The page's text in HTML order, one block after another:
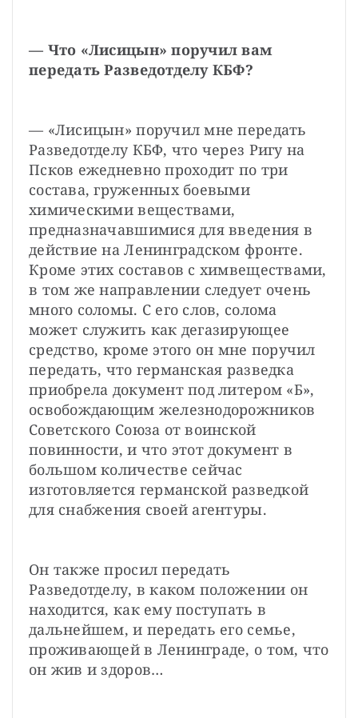
— Что «Лисицын» поручил вам
передать Разведотделу КБФ?
— «Лисицын» поручил мне передать
Разведотделу КБФ, что через Ригу на
Псков ежедневно проходит по три
состава, груженных боевыми
химическими веществами,
предназначавшимися для введения в
действие на Ленинградском фронте.
Кроме этих составов с химвеществами,
в том же направлении следует очень
много соломы. С его слов, солома
может служить как дегазирующее
средство, кроме этого он мне поручил
передать, что германская разведка
приобрела документ под литером «Б»,
освобождающим железнодорожников
Советского Союза от воинской
повинности, и что этот документ в
большом количестве сейчас
изготовляется германской разведкой
для снабжения своей агентуры.
Он также просил передать
Разведотделу, в каком положении он
находится, как ему поступать в
дальнейшем, и передать его семье,
проживающей в Ленинграде, о том, что
он жив и здоров…